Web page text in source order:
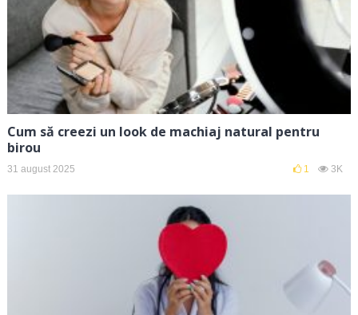
Cum să creezi un look de machiaj natural pentru
birou
31 august 2025 1 3K